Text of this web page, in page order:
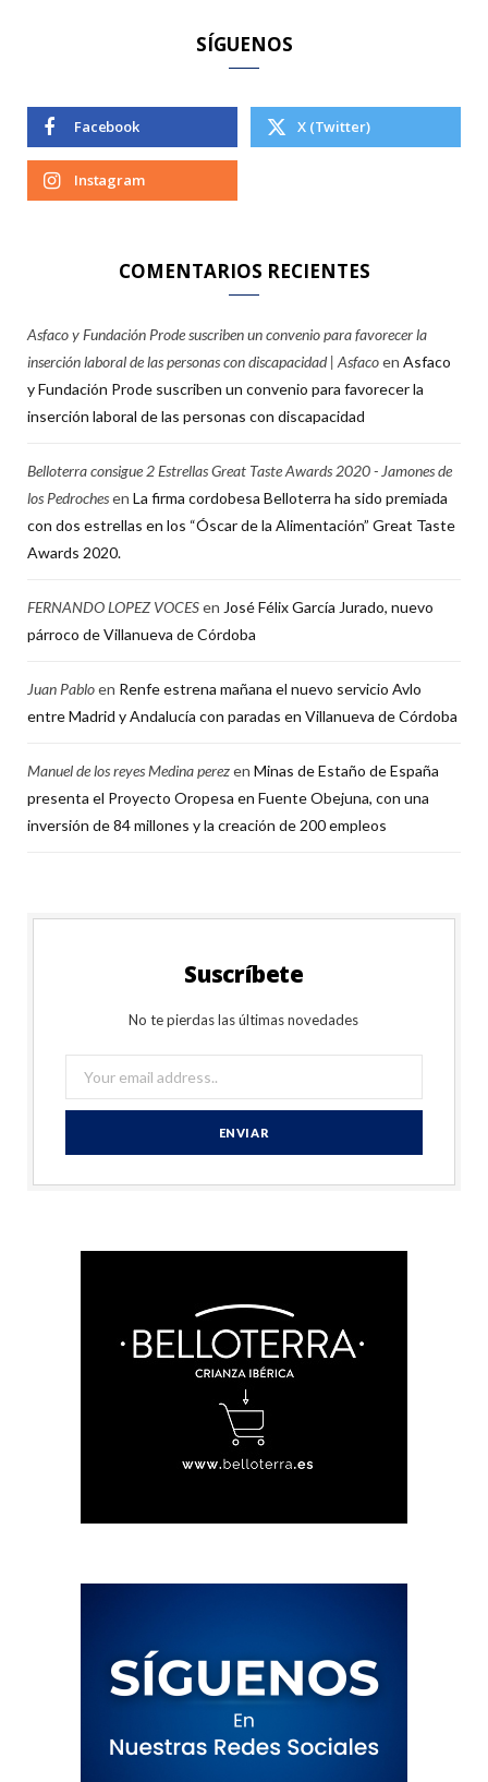
SÍGUENOS
Facebook X (Twitter)
Instagram
COMENTARIOS RECIENTES
Asfaco y Fundación Prode suscriben un convenio para favorecer la
inserción laboral de las personas con discapacidad | Asfacoen Asfaco
y Fundación Prode suscriben un convenio para favorecer la
inserción laboral de las personas con discapacidad
Belloterra consigue 2 Estrellas Great Taste Awards 2020 - Jamones de
los Pedrochesen La firma cordobesa Belloterra ha sido premiada
con dos estrellas en los “Óscar de la Alimentación” Great Taste
Awards 2020.
FERNANDO LOPEZ VOCESen José Félix García Jurado, nuevo
párroco de Villanueva de Córdoba
Juan Pabloen Renfe estrena mañana el nuevo servicio Avlo
entre Madrid y Andalucía con paradas en Villanueva de Córdoba
Manuel de los reyes Medina perezen Minas de Estaño de España
presenta el Proyecto Oropesa en Fuente Obejuna, con una
inversión de 84 millones y la creación de 200 empleos
Suscríbete
No te pierdas las últimas novedades